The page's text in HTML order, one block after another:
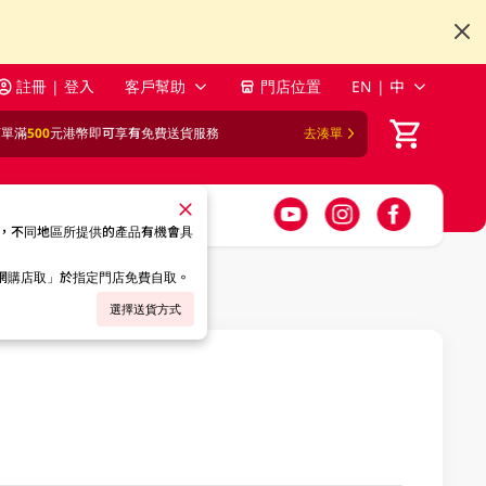
註冊 | 登入 客戶幫助 門店位置 EN | 中
滿500元港幣即可享有免費送貨服務 去湊單
不同地區所提供的產品有機會具
購店取」於指定門店免費自取。
選擇送貨方式